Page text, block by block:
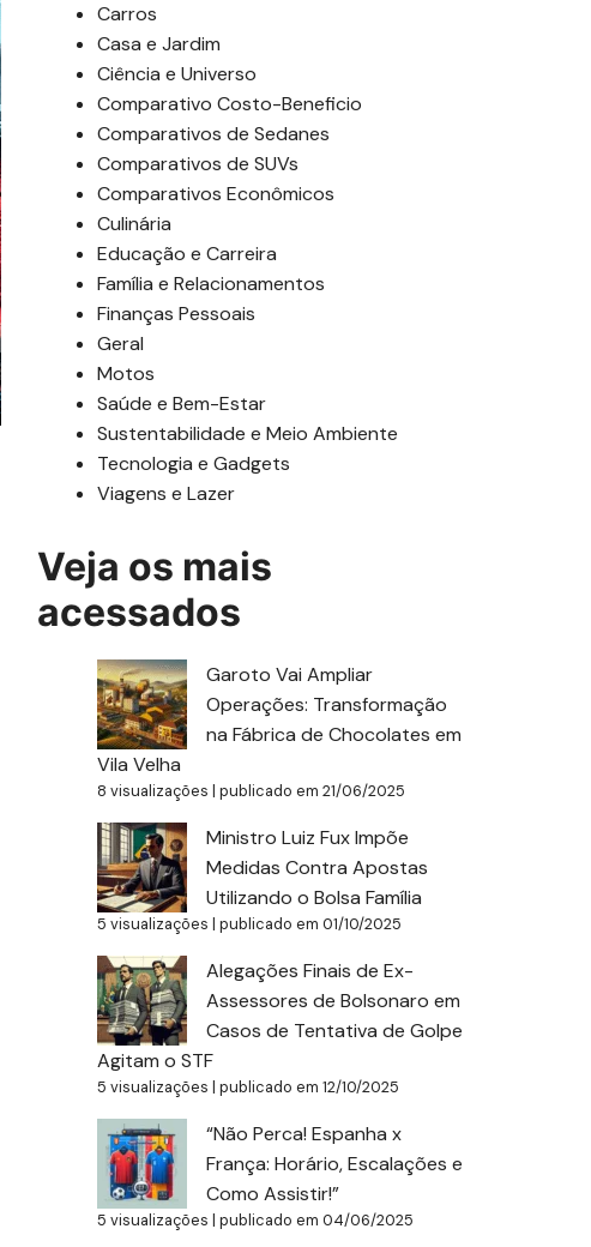
Carros
Casa e Jardim
Ciência e Universo
Comparativo Costo-Beneficio
Comparativos de Sedanes
Comparativos de SUVs
Comparativos Econômicos
Culinária
Educação e Carreira
Família e Relacionamentos
Finanças Pessoais
Geral
Motos
Saúde e Bem-Estar
Sustentabilidade e Meio Ambiente
Tecnologia e Gadgets
Viagens e Lazer
Veja os mais
acessados
Garoto Vai Ampliar
Operações: Transformação
na Fábrica de Chocolates em
Vila Velha
8 visualizações | publicado em 21/06/2025
Ministro Luiz Fux Impõe
Medidas Contra Apostas
Utilizando o Bolsa Família
5 visualizações | publicado em 01/10/2025
Alegações Finais de Ex-
Assessores de Bolsonaro em
Casos de Tentativa de Golpe
Agitam o STF
5 visualizações | publicado em 12/10/2025
“Não Perca! Espanha x
França: Horário, Escalações e
Como Assistir!”
5 visualizações | publicado em 04/06/2025